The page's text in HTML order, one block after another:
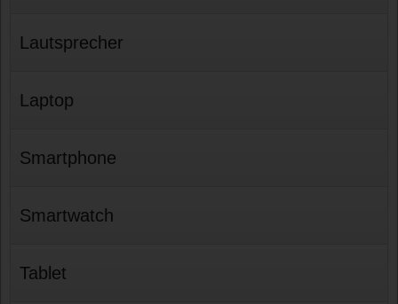
Lautsprecher
Laptop
Smartphone
Smartwatch
Tablet